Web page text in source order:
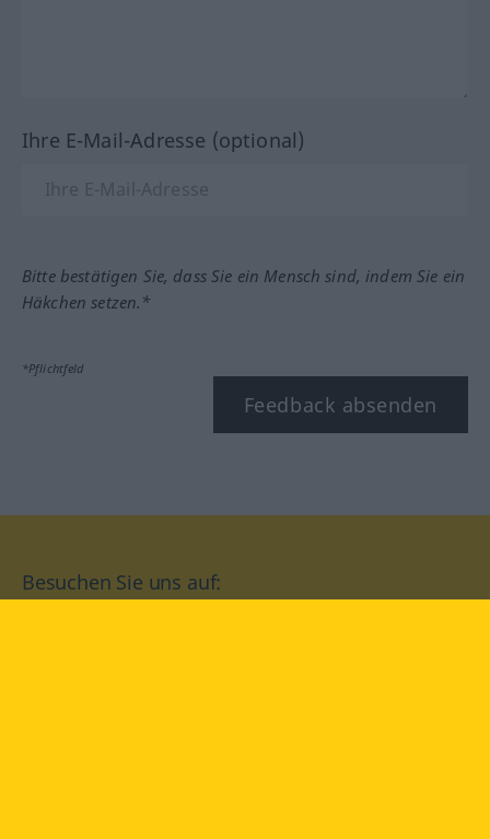
Ihre E-Mail-Adresse (optional)
Bitte bestätigen Sie, dass Sie ein Mensch sind, indem Sie ein
Häkchen setzen.*
*Pflichtfeld
Feedback absenden
Besuchen Sie uns auf: